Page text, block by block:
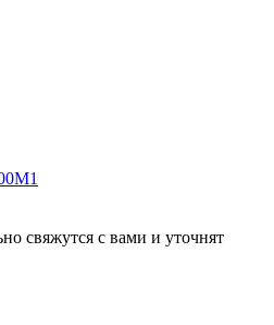
свяжутся с вами и уточнят